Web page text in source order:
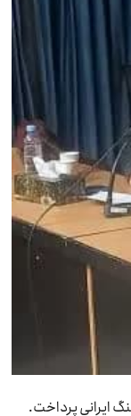
ایرانی پرداخت.